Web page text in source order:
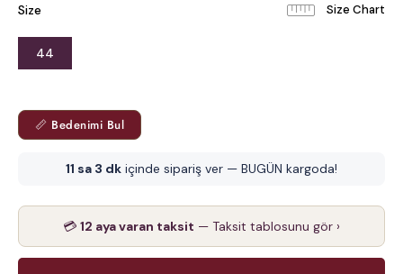
Size
44
📏 Bedenimi Bul
11 sa 3 dk içinde sipariş ver — BUGÜN kargoda!
💳 12 aya varan taksit — Taksit tablosunu gör ›